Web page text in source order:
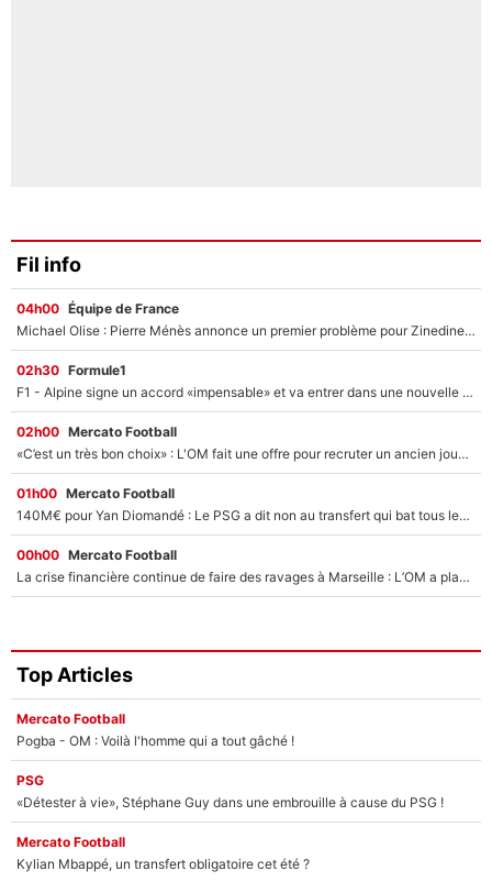
Fil info
04h00 Équipe de France
Michael Olise : Pierre Ménès annonce un premier problème pour Zinedine Zidane en équipe de France
02h30 Formule1
F1 - Alpine signe un accord «impensable» et va entrer dans une nouvelle dimension : Grande nouvelle pour Pierre Gasly !
02h00 Mercato Football
«C’est un très bon choix» : L'OM fait une offre pour recruter un ancien joueur du PSG... et c'est validé dans l'After Foot !
01h00 Mercato Football
140M€ pour Yan Diomandé : Le PSG a dit non au transfert qui bat tous les records sur le mercato
00h00 Mercato Football
La crise financière continue de faire des ravages à Marseille : L’OM a placé 12 joueurs sur le marché des transferts… et ça pourrait lui rapporter près de 100M€ !
Top Articles
Mercato Football
Pogba - OM : Voilà l'homme qui a tout gâché !
PSG
«Détester à vie», Stéphane Guy dans une embrouille à cause du PSG !
Mercato Football
Kylian Mbappé, un transfert obligatoire cet été ?